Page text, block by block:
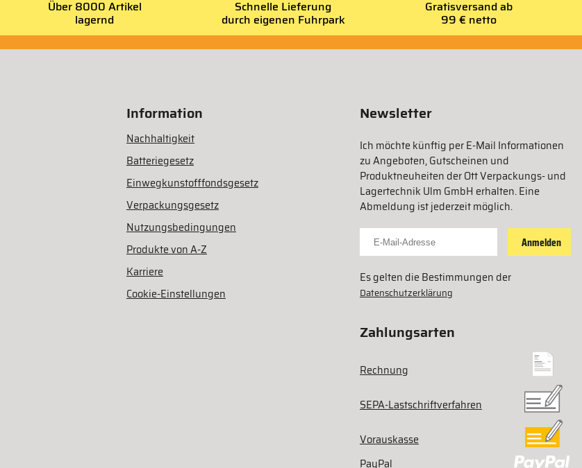
Über 8000 Artikel
lagernd
Schnelle Lieferung
durch eigenen Fuhrpark
Gratisversand ab
99 € netto
Information
Nachhaltigkeit
Batteriegesetz
Einwegkunstofffondsgesetz
Verpackungsgesetz
Nutzungsbedingungen
Produkte von A-Z
Karriere
Cookie-Einstellungen
Newsletter
Ich möchte künftig per E-Mail Informationen
zu Angeboten, Gutscheinen und
Produktneuheiten der Ott Verpackungs- und
Lagertechnik Ulm GmbH erhalten. Eine
Abmeldung ist jederzeit möglich.
Für Newsletter anmelden
Anmelden
Es gelten die Bestimmungen der
Datenschutzerklärung
Zahlungsarten
Rechnung
SEPA-Lastschriftverfahren
Vorauskasse
PayPal